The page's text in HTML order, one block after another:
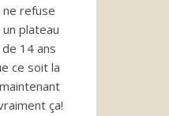
refuse
plateau
14 ans
ce soit la
ça!